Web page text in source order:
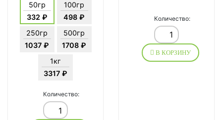
50гр
332 ₽
100гр
498 ₽
250гр
1037 ₽
500гр
1708 ₽
1кг
3317 ₽
Количество:
Количество:
В КОРЗИНУ